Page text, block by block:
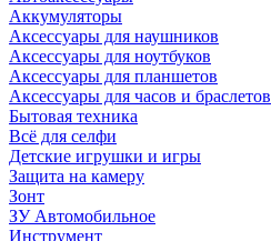
Аккумуляторы
Аксессуары для наушников
Аксессуары для ноутбуков
Аксессуары для планшетов
Аксессуары для часов и браслетов
Бытовая техника
Всё для селфи
Детские игрушки и игры
Защита на камеру
Зонт
ЗУ Автомобильное
Инструмент